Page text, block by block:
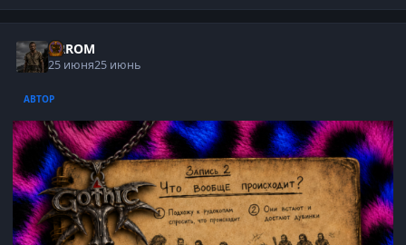
ARROM
25 июня25 июнь
АВТОР